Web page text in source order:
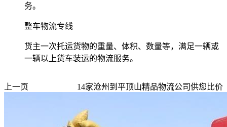
务。
整车物流专线
货主一次托运货物的重量、体积、数量等，满足一辆或
一辆以上货车装运的物流服务。
14家沧州到平顶山精品物流公司供您比价
上一页